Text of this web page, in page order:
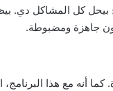
بيحل كل المشاكل دي.
جاهزة ومضبوطة.
أنه مع هذا